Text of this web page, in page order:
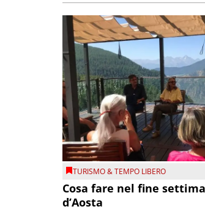
TURISMO & TEMPO LIBERO
Cosa fare nel fine
d’Aosta